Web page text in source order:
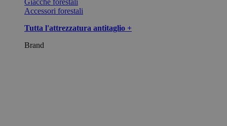
Giacche forestali
Accessori forestali
Tutta l'attrezzatura antitaglio +
Brand